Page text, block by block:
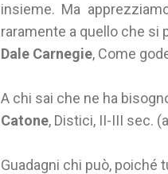
insieme. Ma
raramente a quello che si
Dale Carnegie, Come
A chi sai che ne ha
Catone, Distici, II-III sec.
Guadagni chi può, poiché